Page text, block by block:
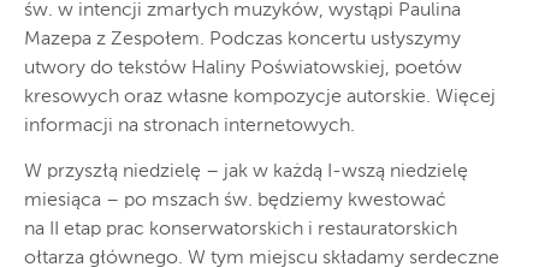
św. w intencji zmarłych muzyków, wystąpi Paulina
Mazepa z Zespołem. Podczas koncertu usłyszymy
utwory do tekstów Haliny Poświatowskiej, poetów
kresowych oraz własne kompozycje autorskie. Więcej
informacji na stronach internetowych.
W przyszłą niedzielę – jak w każdą I-wszą niedzielę
miesiąca – po mszach św. będziemy kwestować
na II etap prac konserwatorskich i restauratorskich
ołtarza głównego. W tym miejscu składamy serdeczne